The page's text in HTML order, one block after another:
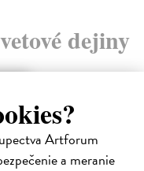
Artforum
a meranie
dejiny